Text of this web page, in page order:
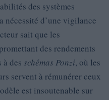
des systèmes
nécessité d’une vigilance
sait que les
des rendements
des schémas Ponzi, où les
servent à rémunérer ceux
est insoutenable sur